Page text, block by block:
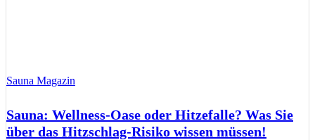
Sauna Magazin
Sauna: Wellness-Oase oder Hitzefalle? Was Sie
über das Hitzschlag-Risiko wissen müssen!